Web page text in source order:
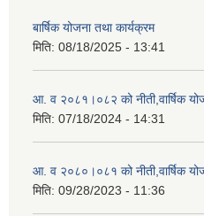
बार्षिक योजना तथा कार्यक्रम
मिति: 08/18/2025 - 13:41
आ. व २०८१।०८२ को नीती,वार्षिक
मिति: 07/18/2024 - 14:31
आ. व २०८०।०८१ को नीती,वार्षिक
मिति: 09/28/2023 - 11:36